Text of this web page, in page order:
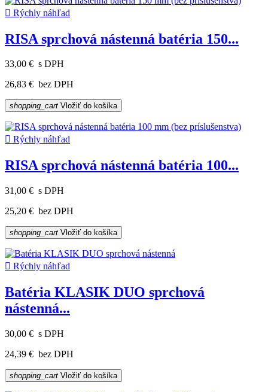
 Rýchly náhľad
RISA sprchová nástenná batéria 150...
33,00 € s DPH
26,83 € bez DPH
shopping_cart Vložiť do košíka
 Rýchly náhľad
RISA sprchová nástenná batéria 100...
31,00 € s DPH
25,20 € bez DPH
shopping_cart Vložiť do košíka
 Rýchly náhľad
Batéria KLASIK DUO sprchová
nástenná...
30,00 € s DPH
24,39 € bez DPH
shopping_cart Vložiť do košíka